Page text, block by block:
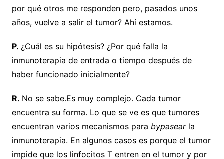
por qué otros me responden pero, pasados unos
años, vuelve a salir el tumor? Ahí estamos.
P. ¿Cuál es su hipótesis? ¿Por qué falla la
inmunoterapia de entrada o tiempo después de
haber funcionado inicialmente?
R. No se sabe.Es muy complejo. Cada tumor
encuentra su forma. Lo que se ve es que tumores
encuentran varios mecanismos para bypasear la
inmunoterapia. En algunos casos es porque el tumor
impide que los linfocitos T entren en el tumor y por